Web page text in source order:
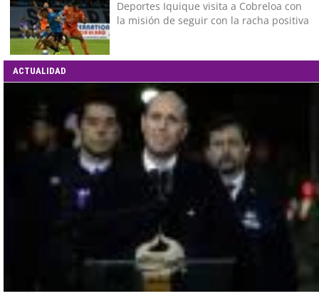
Deportes Iquique visita a Cobreloa con
la misión de seguir con la racha positiva
ACTUALIDAD